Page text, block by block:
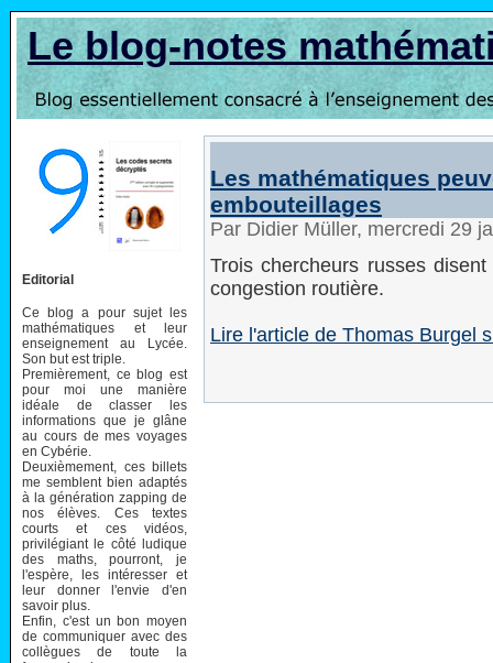
Le blog-notes
Editorial
Ce blog a pour sujet les
mathématiques et leur
enseignement au Lycée.
Son but est triple.
Premièrement, ce blog est
pour moi une manière
idéale de classer les
informations que je glâne
au cours de mes voyages
en Cybérie.
Deuxièmement, ces billets
me semblent bien adaptés
à la génération zapping de
nos élèves. Ces textes
courts et ces vidéos,
privilégiant le côté ludique
des maths, pourront, je
l'espère, les intéresser et
leur donner l'envie d'en
savoir plus.
Enfin, c'est un bon moyen
de communiquer avec des
collègues de toute la
Les mathématiques
embouteillages
Par Didier Müller, mercredi 29
Trois chercheurs russes
congestion routière.
Lire l'article de Thomas Burgel